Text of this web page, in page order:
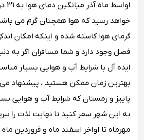
خواهد رسید که هوا همچنان گرم می
گرمای هوا کاسته شده و اینکه امکان
فصل وجود دارد و شما مسافران اگر به
ایده آل با شرایط آب و هوایی بسیار
بهترین زمان ممکن هستید ، پیشنهاد
پاییز و زمستان که شرایط آب و هوایی
به این شهر سفر کنید تا نهایت لذت را
مهرماه تا اواخر اسفند ماه و فروردین